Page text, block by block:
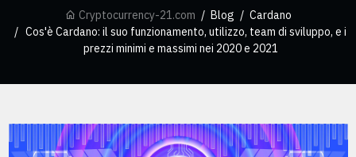
Cryptocurrency-21.com Blog
Cardano
Cos'è Cardano: il suo funzionamento, utilizzo, team di sviluppo, e i
prezzi minimi e massimi nei 2020 e 2021